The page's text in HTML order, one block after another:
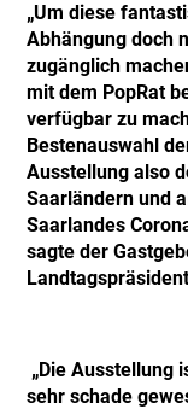
„Um diese
Abhängung doch
zugänglich
mit dem PopRat
verfügbar zu
Bestenauswahl
Ausstellung also
Saarländern und
Saarlandes
sagte der
„Die Ausstellung
sehr schade